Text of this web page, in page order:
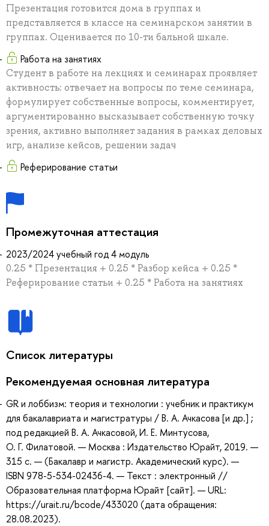
Презентация готовится дома в группах и
представляется в классе на семинарском занятии в
группах. Оценивается по 10-ти бальной шкале.
Работа на занятиях
Студент в работе на лекциях и семинарах проявляет
активность: отвечает на вопросы по теме семинара,
формулирует собственные вопросы, комментирует,
аргументированно высказывает собственную точку
зрения, активно выполняет задания в рамках деловых
игр, анализе кейсов, решении задач
Реферирование статьи
Промежуточная аттестация
2023/2024 учебный год 4 модуль
0.25 * Презентация + 0.25 * Разбор кейса + 0.25 *
Реферирование статьи + 0.25 * Работа на занятиях
Список литературы
Рекомендуемая основная литература
GR и лоббизм: теория и технологии : учебник и практикум
для бакалавриата и магистратуры / В. А. Ачкасова [и др.] ;
под редакцией В. А. Ачкасовой, И. Е. Минтусова,
О. Г. Филатовой. — Москва : Издательство Юрайт, 2019. —
315 с. — (Бакалавр и магистр. Академический курс). —
ISBN 978-5-534-02436-4. — Текст : электронный //
Образовательная платформа Юрайт [сайт]. — URL:
https://urait.ru/bcode/433020 (дата обращения:
28.08.2023).